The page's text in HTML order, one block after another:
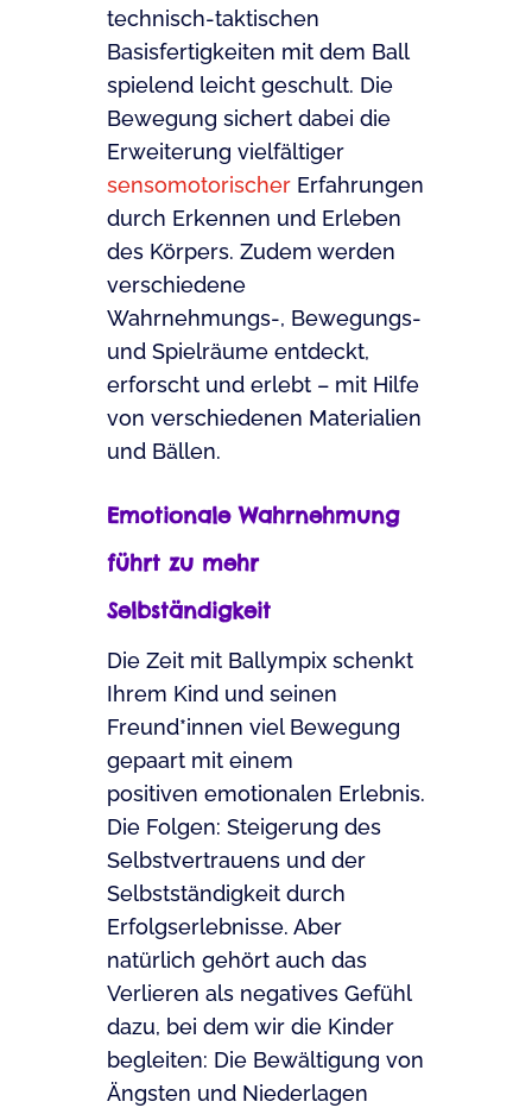
technisch-taktischen
Basisfertigkeiten mit dem Ball
spielend leicht geschult. Die
Bewegung sichert dabei die
Erweiterung vielfältiger
sensomotorischerErfahrungen
durch Erkennen und Erleben
des Körpers. Zudem werden
verschiedene
Wahrnehmungs-, Bewegungs-
und Spielräume entdeckt,
erforscht und erlebt – mit Hilfe
von verschiedenen Materialien
und Bällen.
Emotionale Wahrnehmung
führt zu mehr
Selbständigkeit
Die Zeit mit Ballympix schenkt
Ihrem Kind und seinen
Freund*innen viel Bewegung
gepaart mit einem
positiven emotionalen Erlebnis.
Die Folgen: Steigerung des
Selbstvertrauens und der
Selbstständigkeit durch
Erfolgserlebnisse. Aber
natürlich gehört auch das
Verlieren als negatives Gefühl
dazu, bei dem wir die Kinder
begleiten: Die Bewältigung von
Ängsten und Niederlagen